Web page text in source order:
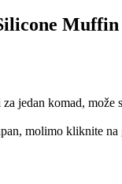
jedan komad, može
molimo kliknite